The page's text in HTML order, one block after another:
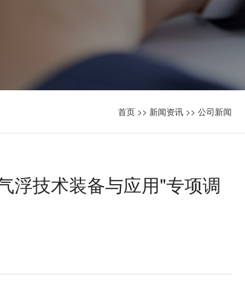
首页 >> 新闻资讯 >> 公司新闻
浮技术装备与应用"专项调